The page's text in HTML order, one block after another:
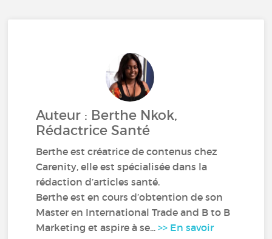
Auteur : Berthe Nkok,
Rédactrice Santé
Berthe est créatrice de contenus chez
Carenity, elle est spécialisée dans la
rédaction d’articles santé.
Berthe est en cours d’obtention de son
Master en International Trade and B to B
Marketing et aspire à se...>> En savoir